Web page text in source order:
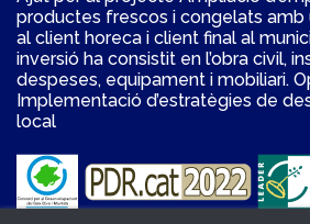
productes frescos i congelats amb
al client horeca i client final al
inversió ha consistit en l’obra civil,
despeses, equipament i mobiliari.
Implementació d’estratègies de
local